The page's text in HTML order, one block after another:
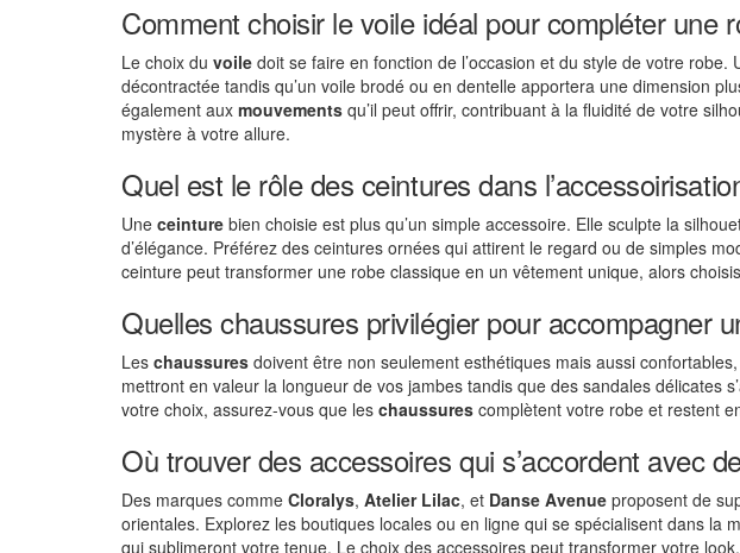
Comment choisir le voile idéal pour compléter une
Le choix du voile doit se faire en fonction de l’occasion et du style de votre
décontractée tandis qu’un voile brodé ou en dentelle apportera une dimension
également aux mouvements qu’il peut offrir, contribuant à la fluidité de votre
mystère à votre allure.
Quel est le rôle des ceintures dans
Une ceinture bien choisie est plus qu’un simple accessoire. Elle sculpte la
d’élégance. Préférez des ceintures ornées qui attirent le regard ou de simples
ceinture peut transformer une robe classique en un vêtement unique, alors
Quelles chaussures privilégier pour accompagner
Les chaussures doivent être non seulement esthétiques mais aussi
mettront en valeur la longueur de vos jambes tandis que des sandales délicates
votre choix, assurez-vous que les chaussures complètent votre robe et restent
Où trouver des accessoires qui s’accordent avec
Des marques comme Cloralys, Atelier Lilac, et Danse Avenue proposent de
orientales. Explorez les boutiques locales ou en ligne qui se spécialisent dans la
qui sublimeront votre tenue. Le choix des accessoires peut transformer votre